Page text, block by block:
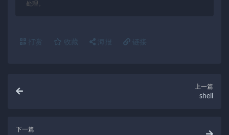
处理。
打赏 收藏 海报 链接
上一篇
shell
下一篇